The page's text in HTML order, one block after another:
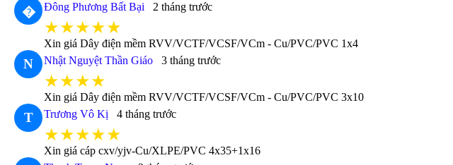
� Đông Phương Bất Bại 2 tháng trước
★★★★★
Xin giá Dây điện mềm RVV/VCTF/VCSF/VCm - Cu/PVC/PVC 1x4
N Nhật Nguyệt Thần Giáo 3 tháng trước
★★★★
Xin giá Dây điện mềm RVV/VCTF/VCSF/VCm - Cu/PVC/PVC 3x10
T Trương Vô Kị 4 tháng trước
★★★★★
Xin giá cáp cxv/yjv-Cu/XLPE/PVC 4x35+1x16